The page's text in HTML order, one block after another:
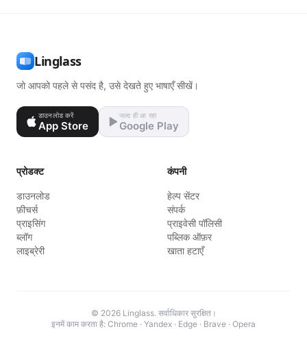
Linglass
जो आपको पहले से पसंद है, उसे देखते हुए भाषाएँ सीखें।
डाउनलोड करें
App Store
जल्द ही आ रहा
Google Play
प्रोडक्ट
डाउनलोड
फ़ीचर्स
प्राइसिंग
ब्लॉग
लाइब्रेरी
कंपनी
हेल्प सेंटर
संपर्क
प्राइवेसी पॉलिसी
पब्लिक ऑफ़र
खाता हटाएँ
© 2026 Linglass. सर्वाधिकार सुरक्षित।
इनमें काम करता है: Chrome · Yandex · Edge · Brave · Opera